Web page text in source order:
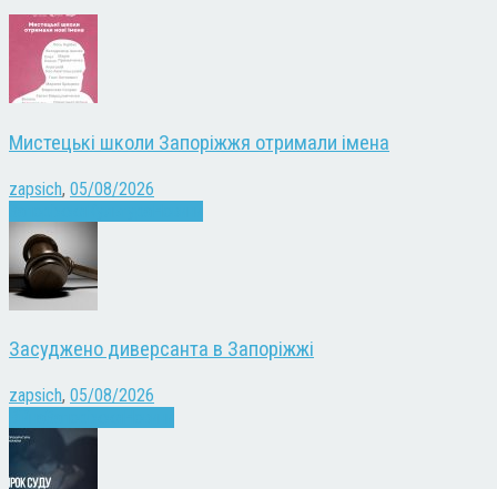
Мистецькі школи Запоріжжя отримали імена
zapsich, 05/08/2026
Засуджено диверсанта в Запоріжжі
zapsich, 05/08/2026